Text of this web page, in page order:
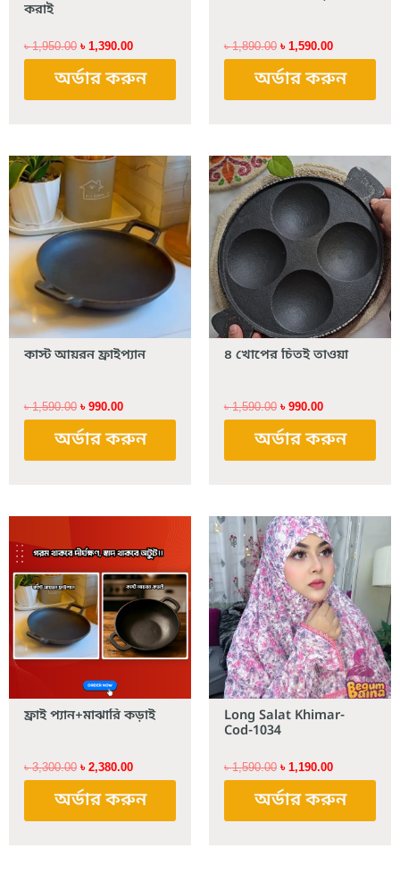
করাই
৳1,950.00 ৳ 1,390.00
অর্ডার করুন
৳1,890.00 ৳ 1,590.00
অর্ডার করুন
কাস্ট আয়রন ফ্রাইপ্যান
৳1,590.00
Original
was:
৳ 1,590.00.
৳ 990.00
Current
৳ 990.00.
অর্ডার করুন
৪ খোপের চিতই তাওয়া
৳1,590.00
Original
price
was:
৳ 1,590.00.
৳ 990.00
price
is:
৳ 990.00.
অর্ডার করুন
ফ্রাই প্যান+মাঝারি কড়াই
৳3,300.00
was:
৳ 2,380.00
is:
৳ 2,380.00.
অর্ডার করুন
Long Salat Khimar-
Cod-1034
৳1,590.00
Original
price
was:
৳ 1,590.00.
৳ 1,190.00
Current
price
is:
৳ 1,190.00.
অর্ডার করুন